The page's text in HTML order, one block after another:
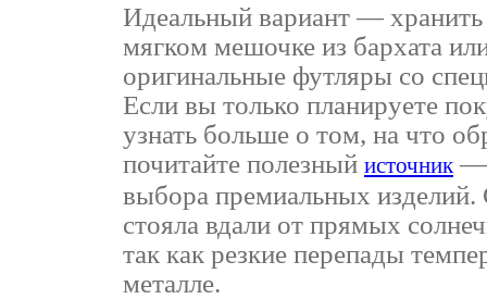
Идеальный вариант —
мягком мешочке из бархата
оригинальные футляры со
Если вы только планируете
узнать больше о том, на что
почитайте полезный источник —
выбора премиальных изделий.
стояла вдали от прямых
так как резкие перепады
металле.